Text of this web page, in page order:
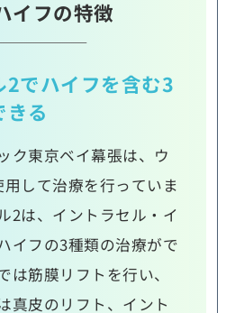
イフの特徴
2でハイフを含む3
る
ク東京ベイ幕張は、ウ
して治療を行っていま
2は、イントラセル・イ
イフの3種類の治療がで
は筋膜リフトを行い、
真皮のリフト、イント